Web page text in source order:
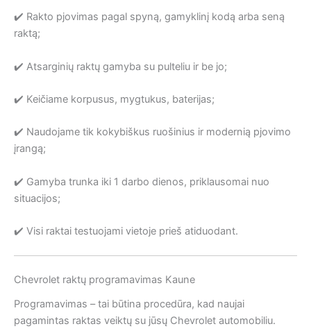
✔️ Rakto pjovimas pagal spyną, gamyklinį kodą arba seną
raktą;
✔️ Atsarginių raktų gamyba su pulteliu ir be jo;
✔️ Keičiame korpusus, mygtukus, baterijas;
✔️ Naudojame tik kokybiškus ruošinius ir modernią pjovimo
įrangą;
✔️ Gamyba trunka iki 1 darbo dienos, priklausomai nuo
situacijos;
✔️ Visi raktai testuojami vietoje prieš atiduodant.
Chevrolet raktų programavimas Kaune
Programavimas – tai būtina procedūra, kad naujai
pagamintas raktas veiktų su jūsų Chevrolet automobiliu.